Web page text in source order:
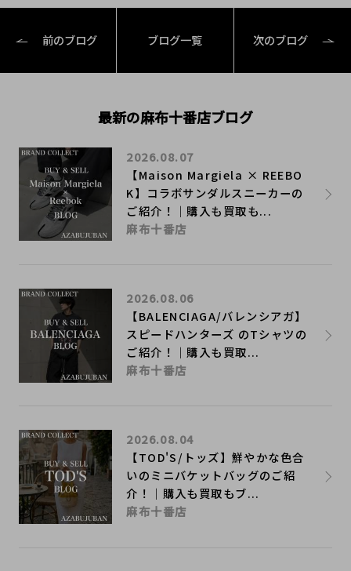
前のブログ ブログ一覧 次のブログ
最新の麻布十番店ブログ
【Maison Margiela × REEBO
K】コラボサンダルスニーカーの
ご紹介！｜購入も買取も...
2026.08.07
麻布十番店
【BALENCIAGA/バレンシアガ】
スピードハンターズ のTシャツの
ご紹介！｜購入も買取...
2026.08.06
麻布十番店
【TOD'S/トッズ】鮮やかな色合
いのミニバケットバッグのご紹
介！｜購入も買取もブ...
2026.08.04
麻布十番店